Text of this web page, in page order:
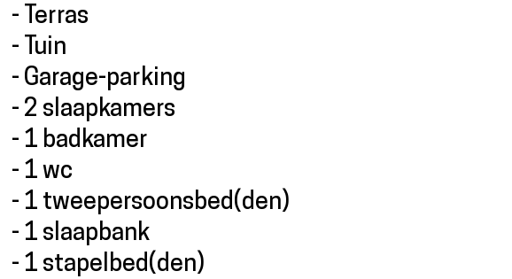
- Terras
- Tuin
- Garage-parking
- 2 slaapkamers
- 1 badkamer
- 1 wc
- 1 tweepersoonsbed(den)
- 1 slaapbank
- 1 stapelbed(den)